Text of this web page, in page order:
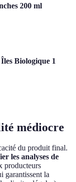
200 ml
Biologique 1
médiocre
du produit final.
les analyses de
producteurs
garantissent la